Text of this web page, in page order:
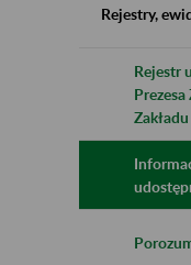
Rejestry,
Rejestr